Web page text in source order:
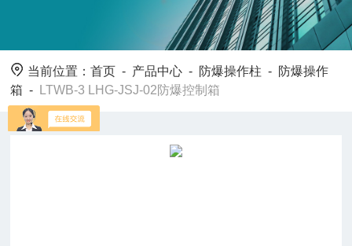
当前位置：首页 - 产品中心 - 防爆操作柱 - 防爆操作
箱 - LTWB-3 LHG-JSJ-02防爆控制箱